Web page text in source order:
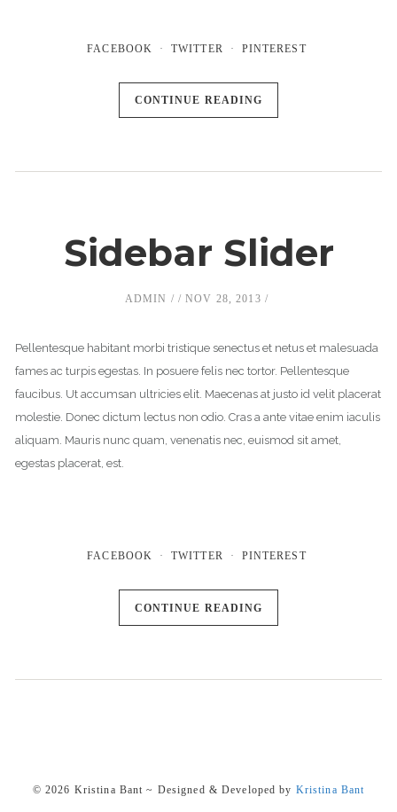
FACEBOOK TWITTER PINTEREST
CONTINUE READING
Sidebar Slider
ADMIN NOV 28, 2013
Pellentesque habitant morbi tristique senectus et netus et malesuada
fames ac turpis egestas. In posuere felis nec tortor. Pellentesque
faucibus. Ut accumsan ultricies elit. Maecenas at justo id velit placerat
molestie. Donec dictum lectus non odio. Cras a ante vitae enim iaculis
aliquam. Mauris nunc quam, venenatis nec, euismod sit amet,
egestas placerat, est.
FACEBOOK TWITTER PINTEREST
CONTINUE READING
© 2026 Kristina Bant ~ Designed & Developed by Kristina Bant